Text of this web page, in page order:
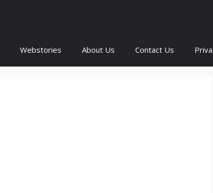
Webstories About Us Contact Us